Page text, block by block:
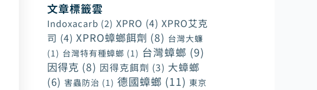
文章標籤雲
Indoxacarb (2) XPRO (4) XPRO艾克
司 (4) XPRO蟑螂餌劑 (8) 台灣大蠊
(1) 台灣特有種蟑螂 (1) 台灣蟑螂 (9)
因得克 (8) 因得克餌劑 (3) 大蟑螂
(6) 害蟲防治 (1) 德國蟑螂 (11) 東京